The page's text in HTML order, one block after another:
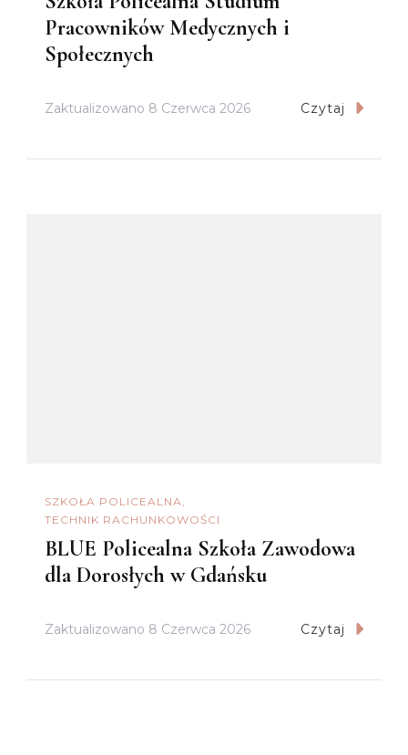
Pracowników Medycznych i
Społecznych
Zaktualizowano 8 Czerwca 2026 Czytaj
SZKOŁA POLICEALNA
TECHNIK RACHUNKOWOŚCI
BLUE Policealna Szkoła Zawodowa
dla Dorosłych w Gdańsku
Zaktualizowano 8 Czerwca 2026 Czytaj